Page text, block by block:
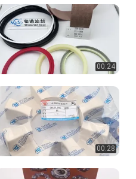
00:24
00:28